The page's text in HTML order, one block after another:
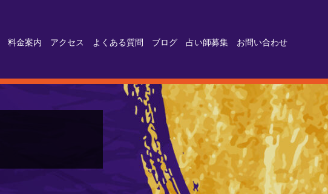
料金案内 アクセス よくある質問 ブログ 占い師募集 お問い合わせ